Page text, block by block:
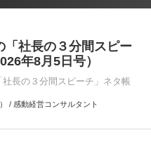
「社長の３分間スピー
年8月5日号）
長の３分間スピーチ」ネタ帳
/ 感動経営コンサルタント